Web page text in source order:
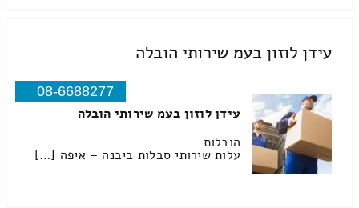
עידן לוזון בעמ שירותי הובלה
08-6688277
עידן לוזון בעמ שירותי הובלה
הובלות
עלות שירותי סבלות ביבנה – איפה […]